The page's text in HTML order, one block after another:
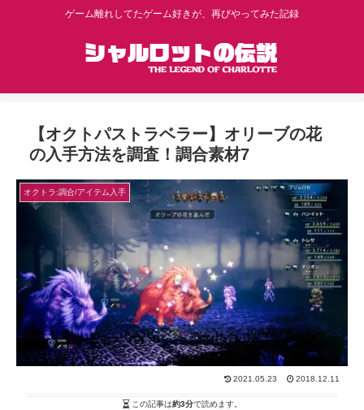
ゲーム離れしてたゲーム好きが、再びやってみた記録
【オクトパストラベラー】オリーブの花
の入手方法を調査！調合素材7
オクトラ:調合/アイテム入手
2021.05.23 2018.12.11
この記事は約3分で読めます。